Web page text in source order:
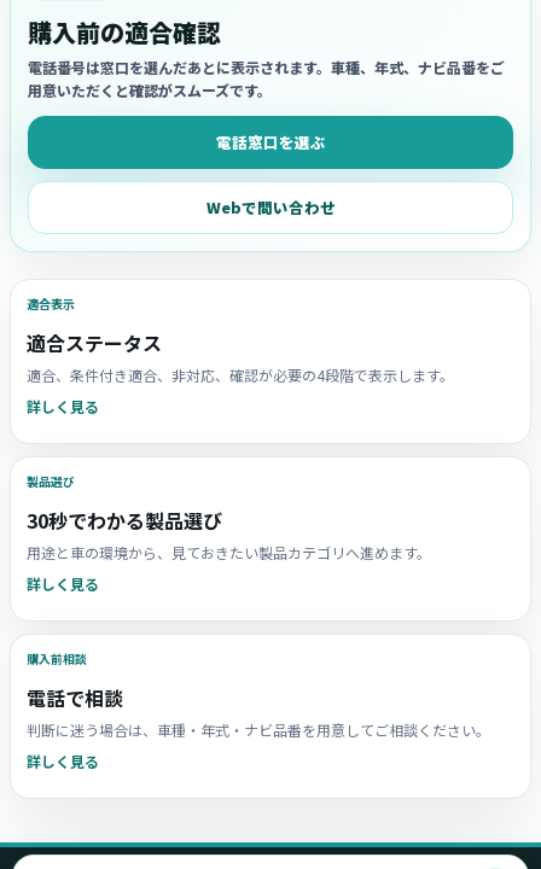
購入前の適合確認
電話番号は窓口を選んだあとに表示されます。車種、年式、ナビ品番をご
用意いただくと確認がスムーズです。
電話窓口を選ぶ
Webで問い合わせ
適合表示
適合ステータス
適合、条件付き適合、非対応、確認が必要の4段階で表示します。
詳しく見る
製品選び
30秒でわかる製品選び
用途と車の環境から、見ておきたい製品カテゴリへ進めます。
詳しく見る
購入前相談
電話で相談
判断に迷う場合は、車種・年式・ナビ品番を用意してご相談ください。
詳しく見る